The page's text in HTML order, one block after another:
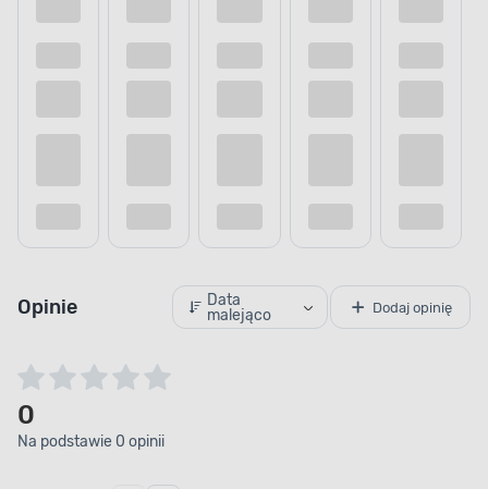
Opinie
Data
malejąco
Dodaj opinię
0
Na podstawie 0 opinii